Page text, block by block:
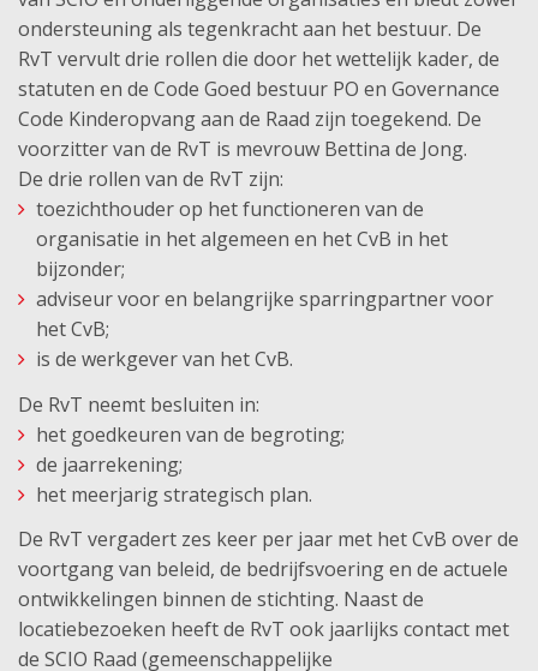
ondersteuning als tegenkracht aan het bestuur. De
RvT vervult drie rollen die door het wettelijk kader, de
statuten en de Code Goed bestuur PO en Governance
Code Kinderopvang aan de Raad zijn toegekend. De
voorzitter van de RvT is mevrouw Bettina de Jong.
De drie rollen van de RvT zijn:
toezichthouder op het functioneren van de
organisatie in het algemeen en het CvB in het
bijzonder;
adviseur voor en belangrijke sparringpartner voor
het CvB;
is de werkgever van het CvB.
De RvT neemt besluiten in:
het goedkeuren van de begroting;
de jaarrekening;
het meerjarig strategisch plan.
De RvT vergadert zes keer per jaar met het CvB over de
voortgang van beleid, de bedrijfsvoering en de actuele
ontwikkelingen binnen de stichting. Naast de
locatiebezoeken heeft de RvT ook jaarlijks contact met
de SCIO Raad (gemeenschappelijke